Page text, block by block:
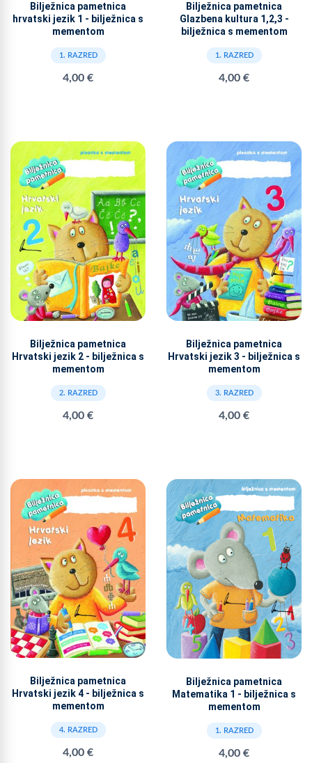
Bilježnica pametnica
hrvatski jezik 1 - bilježnica s
mementom
1. RAZRED
4,00 €
Bilježnica pametnica
Glazbena kultura 1,2,3 -
bilježnica s mementom
1. RAZRED
4,00 €
Bilježnica pametnica
Hrvatski jezik 2 - bilježnica s
mementom
2. RAZRED
4,00 €
Bilježnica pametnica
Hrvatski jezik 3 - bilježnica s
mementom
3. RAZRED
4,00 €
Bilježnica pametnica
Hrvatski jezik 4 - bilježnica s
mementom
4. RAZRED
4,00 €
Bilježnica pametnica
Matematika 1 - bilježnica s
mementom
1. RAZRED
4,00 €